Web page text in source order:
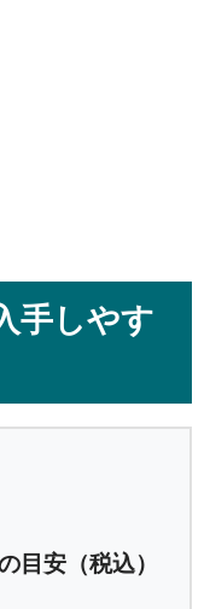
手しやす
目安（税込）